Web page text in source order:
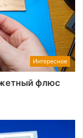
Интересное
флюс